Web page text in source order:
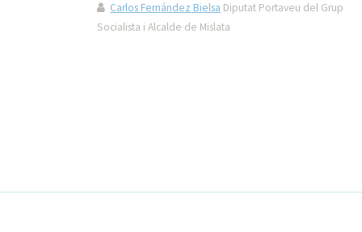
Carlos Fernández Bielsa Diputat Portaveu del Grup
Socialista i Alcalde de Mislata